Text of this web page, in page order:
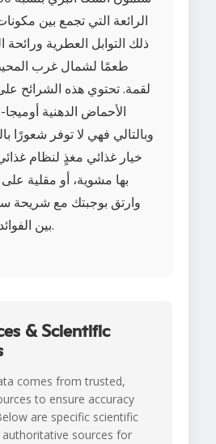
الرائعة التي تجمع بين
ذلك التوابل العطرية ورائحة
طعمًا لشمال غرب
لقمة. تحتوي هذه الشرائح
وبالتالي فهي لا توفر شعورًا
خيار غذائي مغذٍ لنظام
بها مشوية، أو مقلية على
وارتق بوجبتك مع شريحة
بين الفوائد الغذائية والجودة.
& Scientific
comes from trusted,
to ensure accuracy
are specific scientific
sources for